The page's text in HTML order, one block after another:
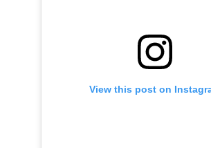
View this post on